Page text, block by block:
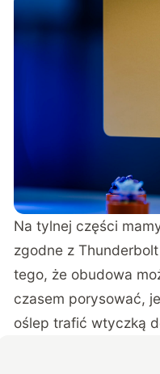
Na tylnej części
zgodne z
tego, że obudowa
czasem porysować,
oślep trafić wtyczką